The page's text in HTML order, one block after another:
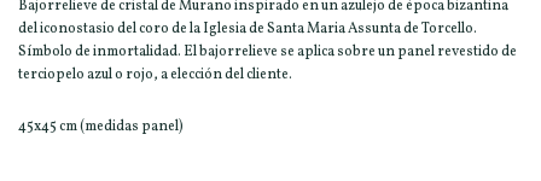
Bajorrelieve de cristal de Murano inspirado en un azulejo de época bizantina
del iconostasio del coro de la Iglesia de Santa Maria Assunta de Torcello.
Símbolo de inmortalidad. El bajorrelieve se aplica sobre un panel revestido de
terciopelo azul o rojo, a elección del cliente.
45x45 cm (medidas panel)